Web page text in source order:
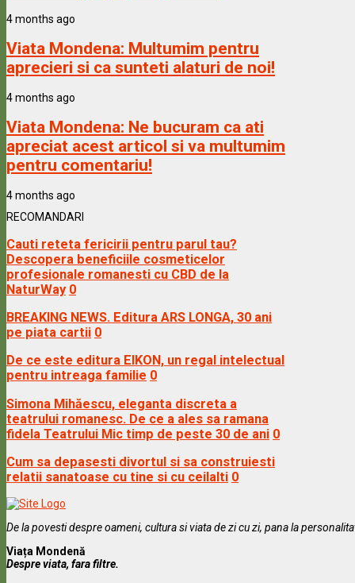
4 months ago
Viata Mondena: Multumim pentru
aprecieri si ca sunteti alaturi de noi!
4 months ago
Viata Mondena: Ne bucuram ca ati
apreciat acest articol si va multumim
pentru comentariu!
4 months ago
RECOMANDARI
Cauti reteta fericirii pentru parul tau?
Descopera beneficiile cosmeticelor
profesionale romanesti cu CBD de la
NaturWay 0
BREAKING NEWS. Editura ARS LONGA, 30 ani
pe piata cartii 0
De ce este editura EIKON, un regal intelectual
pentru intreaga familie 0
Simona Mihăescu, eleganta discreta a
teatrului romanesc. De ce a ales sa ramana
fidela Teatrului Mic timp de peste 30 de ani 0
Cum sa depasesti divortul si sa construiesti
relatii sanatoase cu tine si cu ceilalti 0
De la povesti despre oameni, cultura si viata de zi cu zi, pana la
Viața Mondenă
Despre viata, fara filtre.